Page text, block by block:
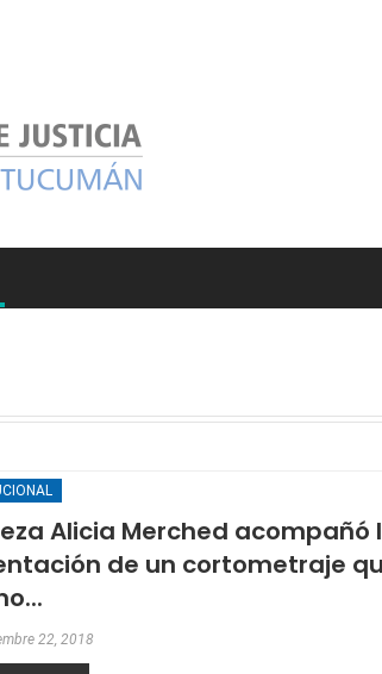
Alicia Merched acompañó
de un cortometraje
22, 2018